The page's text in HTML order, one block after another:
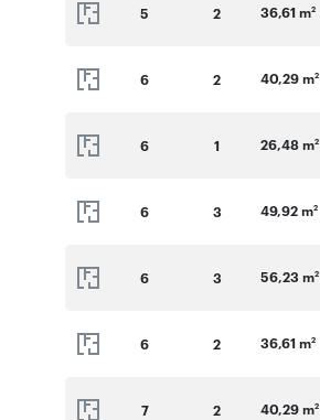
5 2 36,61 m2
6 2 40,29 m2
6 1 26,48 m2
6 3 49,92 m2
6 3 56,23 m2
6 2 36,61 m2
7 2 40,29 m2